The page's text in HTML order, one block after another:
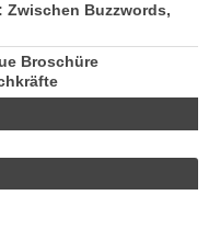
Zwischen Buzzwords,
Broschüre